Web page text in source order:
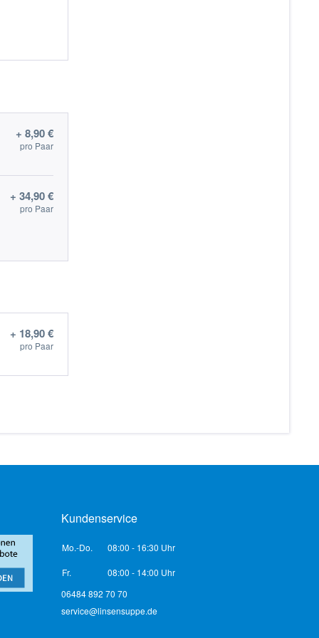
+ 8,90 €
pro Paar
+ 34,90 €
pro Paar
+ 18,90 €
pro Paar
Kundenservice
Mo.-Do. 08:00 - 16:30 Uhr
Fr.
08:00 - 14:00 Uhr
06484 892 70 70
service@linsensuppe.de